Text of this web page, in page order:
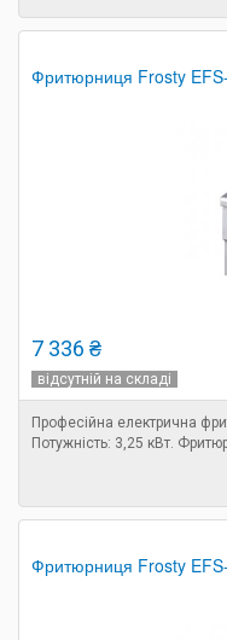
Фритюрниця Frosty
7 336 ₴
відсутній на складі
Професійна електрична
Потужність: 3,25 кВт.
Фритюрниця Frosty